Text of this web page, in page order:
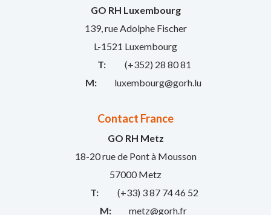
GO RH Luxembourg
139, rue Adolphe Fischer
L-1521 Luxembourg
T:
(+352) 28 80 81
M:
luxembourg@gorh.lu
Contact France
GO RH Metz
18-20 rue de Pont à Mousson
57000 Metz
T:
(+33) 3 87 74 46 52
M:
metz@gorh.fr